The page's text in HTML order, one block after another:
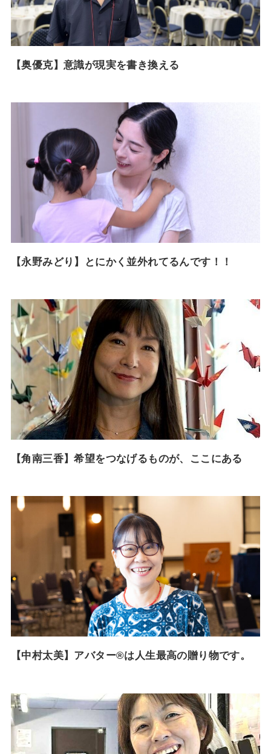
【奥優克】意識が現実を書き換える
【永野みどり】とにかく並外れてるんです！！
【角南三香】希望をつなげるものが、ここにある
【中村太美】アバター®︎は人生最高の贈り物です。